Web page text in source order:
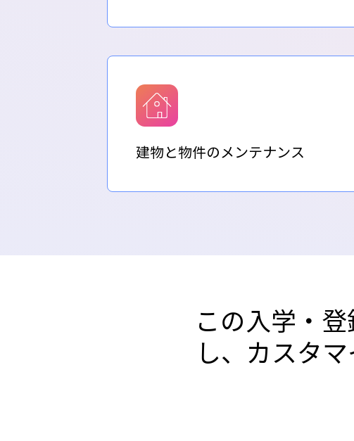
建物と物件のメンテナンス
この入学・
し、カスタ